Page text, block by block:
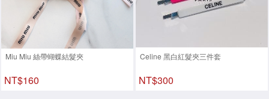
Miu Miu 絲帶蝴蝶結髮夾
NT$160
Celine 黑白紅髮夾三件套
NT$300